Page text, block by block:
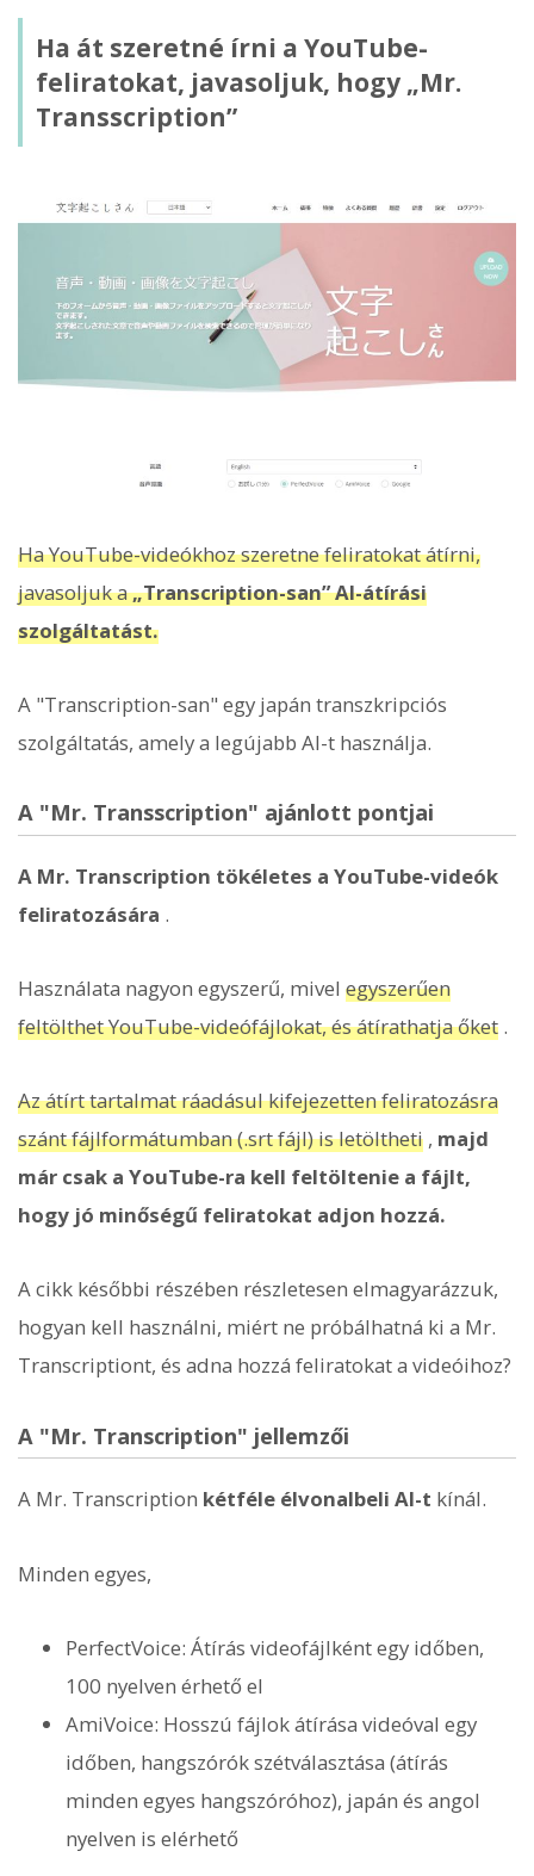
Ha át szeretné írni a YouTube-
feliratokat, javasoljuk, hogy „Mr.
Transscription”
Ha YouTube-videókhoz szeretne feliratokat átírni,
javasoljuk a„Transcription-san” AI-átírási
szolgáltatást.
A "Transcription-san" egy japán transzkripciós
szolgáltatás, amely a legújabb AI-t használja.
A "Mr. Transscription" ajánlott pontjai
A Mr. Transcription tökéletes a YouTube-videók
feliratozására .
Használata nagyon egyszerű, mivel egyszerűen
feltölthet YouTube-videófájlokat, és átírathatja őket .
Az átírt tartalmat ráadásul kifejezetten feliratozásra
szánt fájlformátumban (.srt fájl) is letöltheti , majd
már csak a YouTube-ra kell feltöltenie a fájlt,
hogy jó minőségű feliratokat adjon hozzá.
A cikk későbbi részében részletesen elmagyarázzuk,
hogyan kell használni, miért ne próbálhatná ki a Mr.
Transcriptiont, és adna hozzá feliratokat a videóihoz?
A "Mr. Transcription" jellemzői
A Mr. Transcription kétféle élvonalbeli AI-t kínál.
Minden egyes,
PerfectVoice: Átírás videofájlként egy időben,
100 nyelven érhető el
AmiVoice: Hosszú fájlok átírása videóval egy
időben, hangszórók szétválasztása (átírás
minden egyes hangszóróhoz), japán és angol
nyelven is elérhető